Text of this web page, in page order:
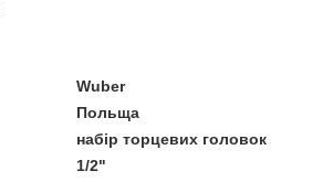
Wuber
Польща
набір торцевих головок
1/2"